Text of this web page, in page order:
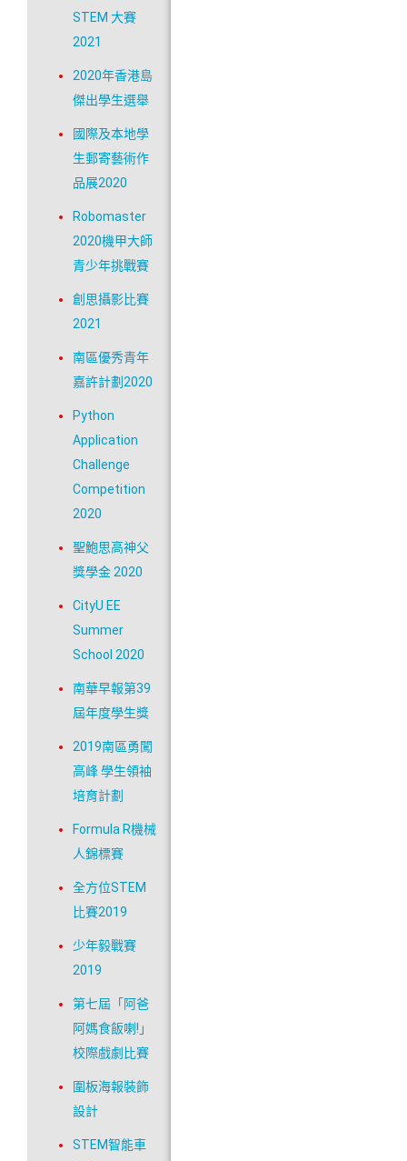
STEM 大賽
2021
2020年香港島
傑出學生選舉
國際及本地學
生郵寄藝術作
品展2020
Robomaster
2020機甲大師
青少年挑戰賽
創思攝影比賽
2021
南區優秀青年
嘉許計劃2020
Python
Application
Challenge
Competition
2020
聖鮑思高神父
獎學金 2020
CityU EE
Summer
School 2020
南華早報第39
屆年度學生獎
2019南區勇闖
高峰 學生領袖
培育計劃
Formula R機械
人錦標賽
全方位STEM
比賽2019
少年毅戰賽
2019
第七屆「阿爸
阿媽食飯喇!」
校際戲劇比賽
圍板海報裝飾
設計
STEM智能車